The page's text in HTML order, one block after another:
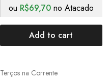
ou R$69,70 no Atacado
Add to cart
Terços na Corrente